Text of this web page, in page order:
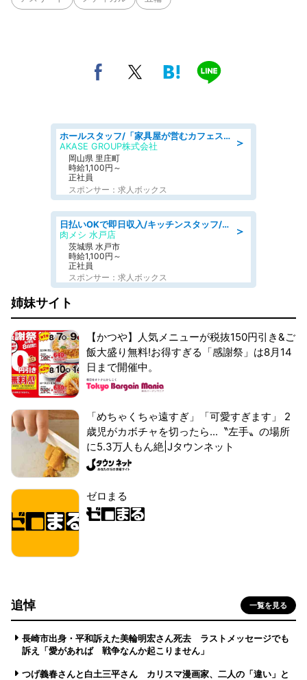
＞
ホールスタッフ/「家具屋が営むカフェスタッフ!」週2日～OK!嬉しいまかない付き/岡山県/浅口郡里庄町
AKASE GROUP株式会社
岡山県 里庄町
時給1,100円～
正社員
スポンサー：求人ボックス
＞
日払いOKで即日収入/キッチンスタッフ/「原付免許必須」デリバリー業務など、自己成長可能な幅広い仕事に挑戦!髪型自由&ピアス・ネイルOK/茨城県/水戸市
肉メシ 水戸店
茨城県 水戸市
時給1,100円～
正社員
スポンサー：求人ボックス
姉妹サイト
【かつや】人気メニューが税抜150円引き&ご
飯大盛り無料!お得すぎる「感謝祭」は8月14
日まで開催中。
「めちゃくちゃ遠すぎ」「可愛すぎます」 2
歳児がカボチャを切ったら...〝左手〟の場所
に5.3万人もん絶|Jタウンネット
ゼロまる
追悼 一覧を見る
長崎市出身・平和訴えた美輪明宏さん死去 ラストメッセージでも
訴え「愛があれば 戦争なんか起こりません」
つげ義春さんと白土三平さん カリスマ漫画家、二人の「違い」と